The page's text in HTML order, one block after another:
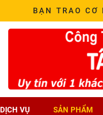
BẠN TRAO
DỊCH VỤ SẢN PHẨM